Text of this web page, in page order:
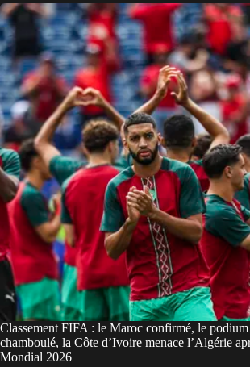
Classement FIFA : le Maroc confirmé, le
chamboulé, la Côte d’Ivoire menace l’Algérie
Mondial 2026